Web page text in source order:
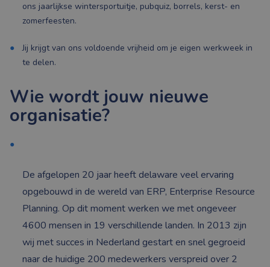
ons jaarlijkse wintersportuitje, pubquiz, borrels, kerst- en
zomerfeesten.
Jij krijgt van ons voldoende vrijheid om je eigen werkweek in
te delen.
Wie wordt jouw nieuwe
organisatie?
De afgelopen 20 jaar heeft delaware veel ervaring
opgebouwd in de wereld van ERP, Enterprise Resource
Planning. Op dit moment werken we met ongeveer
4600 mensen in 19 verschillende landen. In 2013 zijn
wij met succes in Nederland gestart en snel gegroeid
naar de huidige 200 medewerkers verspreid over 2